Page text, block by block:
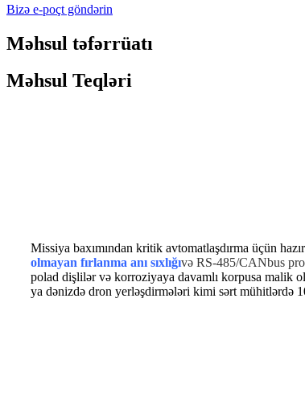
Bizə e-poçt göndərin
Məhsul təfərrüatı
Məhsul Teqləri
Missiya baxımından kritik avtomatlaşdırma üçün
olmayan fırlanma anı sıxlığıvə RS-485/CANbus
polad dişlilər və korroziyaya davamlı korpusa malik
ya dənizdə dron yerləşdirmələri kimi sərt mühitlərdə